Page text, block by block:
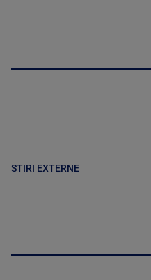
STIRI EXTERNE